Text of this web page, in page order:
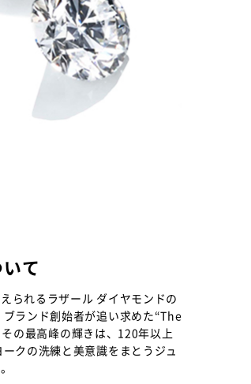
て
られるラザール ダイヤモンドの
ランド創始者が追い求めた“The
最高峰の輝きは、120年以上
クの洗練と美意識をまとうジュ